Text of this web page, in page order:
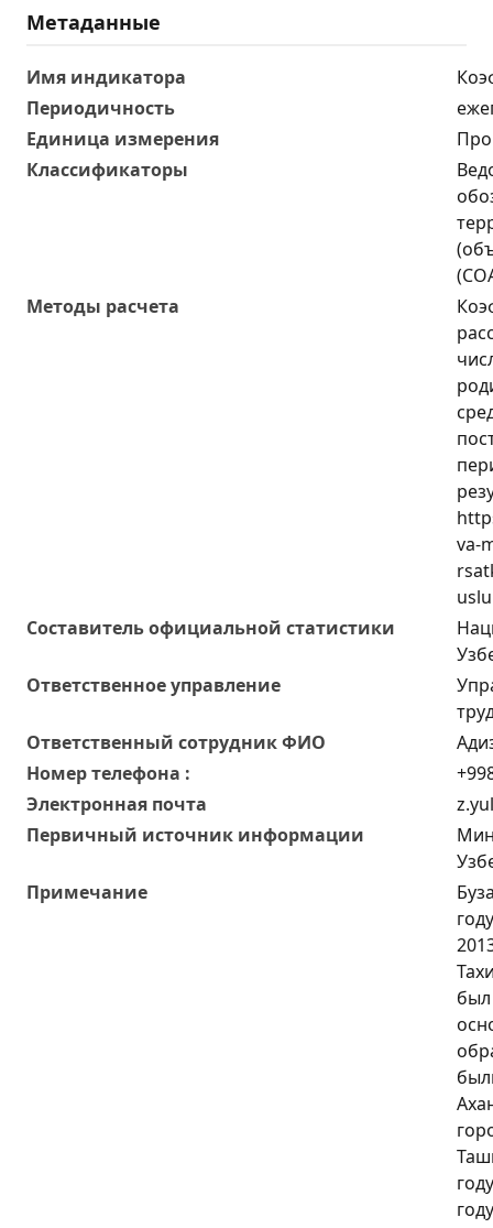
Метаданные
Имя индикатора
Периодичность
Единица измерения
Классификаторы
Методы расчета
va-
Составитель официальной статистики
Ответственное управление
Oтветственный сотрудник ФИО
Номер телефона :
Электронная почта
Первичный источник информации
Примечание
был